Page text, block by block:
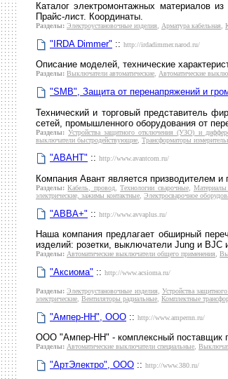
Каталог электромонтажных материалов
Прайс-лист. Координаты.
Разделы: Электроустановочные изделия Арматура кабельная
"IRDA Dimmer" :: http://irdadimmer.narod.ru/
Описание моделей, технические
Разделы: Выключатели автоматические, Автоматические
"SMB", Защита от перенапряжений и
Технический и торговый представитель
сетей, промышленного оборудования от
Разделы: Устройства защитного отключения (УЗО) и
выключатели быстродействующие Трансформаторы
"АВАНТ" :: http://www.avantcom.ru/
Компания Авант является призводителем и
Разделы: Кабель, провод,Технологии сварочные, Материалы
электрические, зажимы контактные Электросварочное
"АВВА+" :: http://www.avvaplus.ru/
Наша компания предлагает обширный
изделий: розетки, выключатели Jung и
Разделы: Автоматические выключатели общего применения
"Аксиома" :: http://www.acsioma.ru/
Разделы: Электроустановочные изделия, Устройства
электрические, Вентиляторы радиальные, Комплектные
"Ампер-НН", ООО :: http://www.ampernn.ru/
ООО "Ампер-НН" - комплексный поставщик
Разделы: Автоматические выключатели специальные,
"АртЭлектро", ООО :: http://www.380.ru/